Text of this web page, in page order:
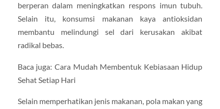
berperan dalam meningkatkan respons imun tubuh.
Selain itu, konsumsi makanan kaya antioksidan
membantu melindungi sel dari kerusakan akibat
radikal bebas.
Baca juga: Cara Mudah Membentuk Kebiasaan Hidup
Sehat Setiap Hari
Selain memperhatikan jenis makanan, pola makan yang